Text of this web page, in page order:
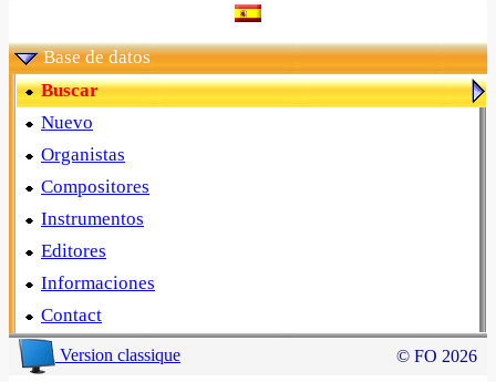
Base de datos
Buscar
Nuevo
Organistas
Compositores
Instrumentos
Editores
Informaciones
Contact
Version classique © FO 2026